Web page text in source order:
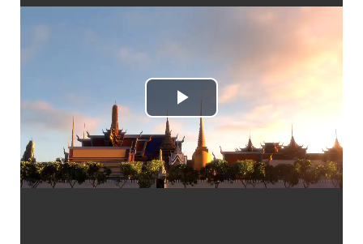
Play
Video